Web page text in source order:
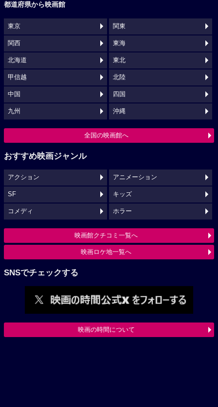
都道府県から映画館
東京 関東
関西 東海
北海道 東北
甲信越 北陸
中国 四国
九州 沖縄
全国の映画館へ
おすすめ映画ジャンル
アクション アニメーション
SF キッズ
コメディ ホラー
映画館クチコミ一覧へ
映画ロケ地一覧へ
SNSでチェックする
映画の時間について